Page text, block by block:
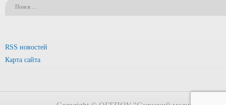
RSS новостей
Карта сайта